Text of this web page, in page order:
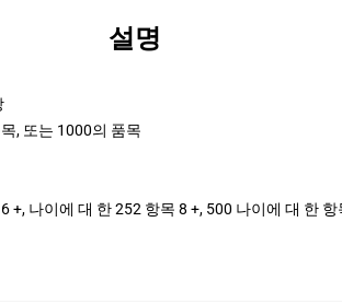
설명
, 또는 1000의 품목
나이에 대 한 252 항목 8 +, 500 나이에 대 한